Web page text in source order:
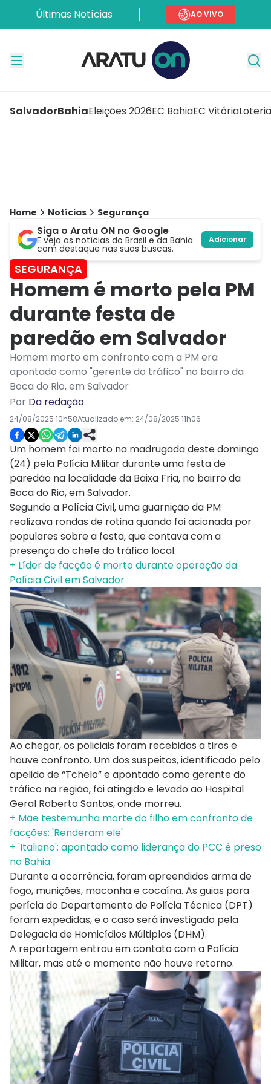
Últimas Notícias AO VIVO
SalvadorBahiaEleições 2026EC BahiaEC Vitória
Home Notícias Segurança
Siga o Aratu ON no Google
E veja as notícias do Brasil e da Bahia
com destaque nas suas buscas.
Adicionar
SEGURANÇA
Homem é morto pela PM
durante festa de
paredão em Salvador
Homem morto em confronto com a PM era
apontado como "gerente do tráfico" no bairro da
Boca do Rio, em Salvador
Por Da redação.
24/08/2025 10h58Atualizado em: 24/08/2025 11h06
Um homem foi morto na madrugada deste domingo
(24) pela Polícia Militar durante uma festa de
paredão na localidade da Baixa Fria, no bairro da
Boca do Rio, em Salvador.
Segundo a Polícia Civil, uma guarnição da PM
realizava rondas de rotina quando foi acionada por
populares sobre a festa, que contava com a
presença do chefe do tráfico local.
+ Líder de facção é morto durante operação da
Polícia Civil em Salvador
Ao chegar, os policiais foram recebidos a tiros e
houve confronto. Um dos suspeitos, identificado pelo
apelido de “Tchelo” e apontado como gerente do
tráfico na região, foi atingido e levado ao Hospital
Geral Roberto Santos, onde morreu.
+ Mãe testemunha morte do filho em confronto de
facções: 'Renderam ele'
+ 'Italiano': apontado como liderança do PCC é preso
na Bahia
Durante a ocorrência, foram apreendidos arma de
fogo, munições, maconha e cocaína. As guias para
perícia do Departamento de Polícia Técnica (DPT)
foram expedidas, e o caso será investigado pela
Delegacia de Homicídios Múltiplos (DHM).
A reportagem entrou em contato com a Polícia
Militar, mas até o momento não houve retorno.